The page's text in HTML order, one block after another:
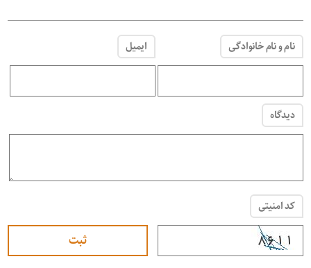
نام و نام خانوادگی ایمیل
دیدگاه
کد امنیتی